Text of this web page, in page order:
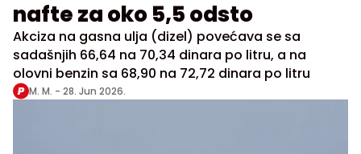
nafte za oko 5,5 odsto
Akciza na gasna ulja (dizel) povećava se sa
sadašnjih 66,64 na 70,34 dinara po litru, a na
olovni benzin sa 68,90 na 72,72 dinara po litru
M. M. - 28. Jun 2026.